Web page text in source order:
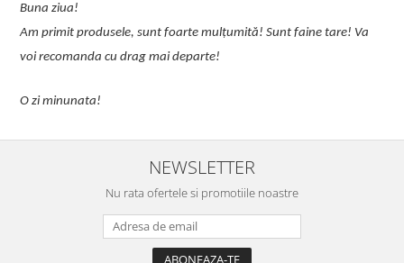
Buna ziua!
Am primit produsele, sunt foarte mulțumită! Sunt faine tare! Va
voi recomanda cu drag mai departe!
O zi minunata!
NEWSLETTER
Nu rata ofertele si promotiile noastre